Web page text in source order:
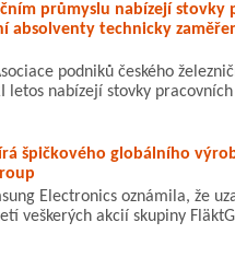
průmyslu nabízejí stovky
absolventy technicky
podniků českého
letos nabízejí stovky
špičkového globálního
Electronics oznámila, že
veškerých akcií skupiny